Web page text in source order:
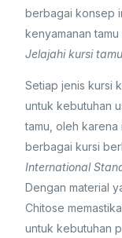
berbagai konsep
kenyamanan
Jelajahi kursi
Setiap jenis kursi
untuk kebutuhan
tamu, oleh
berbagai kursi
International
Dengan material
Chitose
untuk kebutuhan